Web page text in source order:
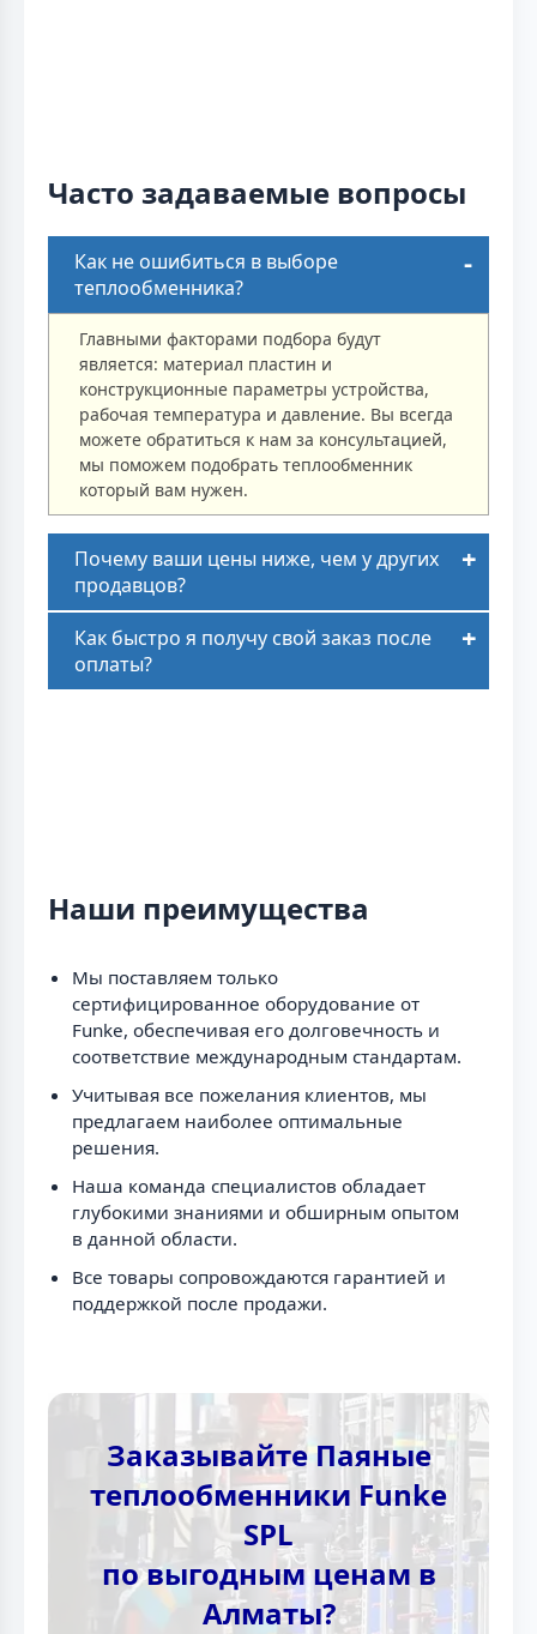
Часто задаваемые вопросы
Как не ошибиться в выборе
теплообменника?
Главными факторами подбора будут
является: материал пластин и
конструкционные параметры устройства,
рабочая температура и давление. Вы всегда
можете обратиться к нам за консультацией,
мы поможем подобрать теплообменник
который вам нужен.
Почему ваши цены ниже, чем у других
продавцов?
Как быстро я получу свой заказ после
оплаты?
Наши преимущества
Мы поставляем только
сертифицированное оборудование от
Funke, обеспечивая его долговечность и
соответствие международным стандартам.
Учитывая все пожелания клиентов, мы
предлагаем наиболее оптимальные
решения.
Наша команда специалистов обладает
глубокими знаниями и обширным опытом
в данной области.
Все товары сопровождаются гарантией и
поддержкой после продажи.
Заказывайте Паяные
теплообменники Funke
SPL
по выгодным ценам в
Алматы?